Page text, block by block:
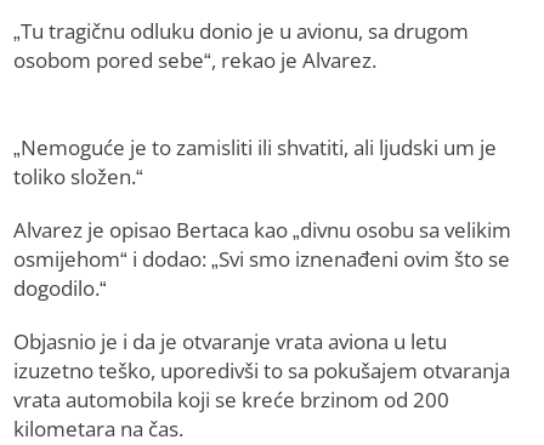
„Tu tragičnu odluku donio je u avionu, sa drugom
osobom pored sebe“, rekao je Alvarez.
„Nemoguće je to zamisliti ili shvatiti, ali ljudski um je
toliko složen.“
Alvarez je opisao Bertaca kao „divnu osobu sa velikim
osmijehom“ i dodao: „Svi smo iznenađeni ovim što se
dogodilo.“
Objasnio je i da je otvaranje vrata aviona u letu
izuzetno teško, uporedivši to sa pokušajem otvaranja
vrata automobila koji se kreće brzinom od 200
kilometara na čas.